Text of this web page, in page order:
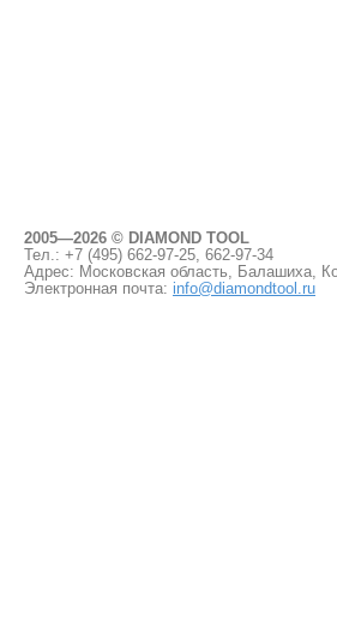
2005—2026 © DIAMOND TOOL
Тел.: +7 (495) 662-97-25, 662-97-34
Адрес: Московская область, Балашиха,
Электронная почта: info@diamondtool.ru